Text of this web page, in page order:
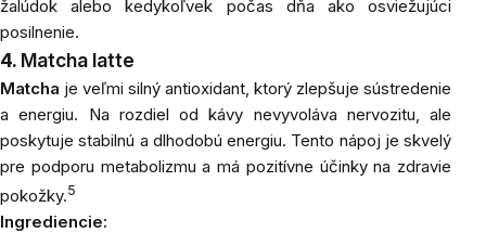
žalúdok alebo kedykoľvek počas dňa ako osviežujúci
posilnenie.
4. Matcha latte
Matcha je veľmi silný antioxidant, ktorý zlepšuje sústredenie
a energiu. Na rozdiel od kávy nevyvoláva nervozitu, ale
poskytuje stabilnú a dlhodobú energiu. Tento nápoj je skvelý
pre podporu metabolizmu a má pozitívne účinky na zdravie
pokožky.5
Ingrediencie: